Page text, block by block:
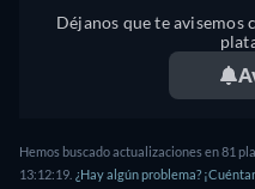
Déjanos que te avisemos
Hemos buscado actualizaciones en 81
13:12:19. ¿Hay algún problema?